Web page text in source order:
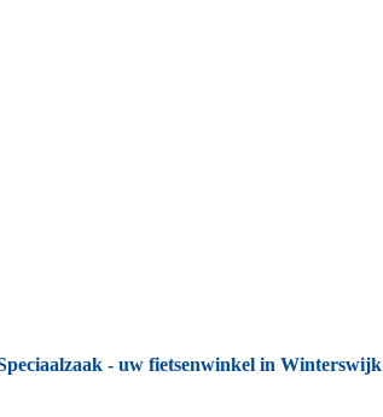
- uw fietsenwinkel in Winterswijk